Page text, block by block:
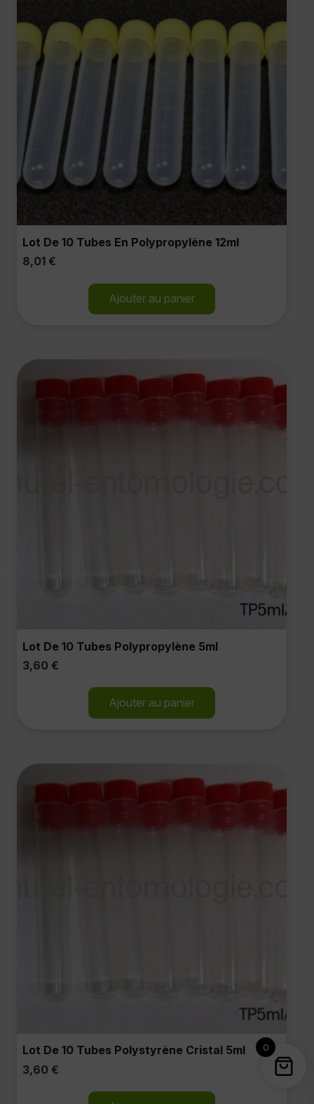
Lot De 10 Tubes En Polypropylène 12ml
8,01 €
Ajouter au panier
Lot De 10 Tubes Polypropylène 5ml
3,60 €
Ajouter au panier
Lot De 10 Tubes Polystyrène Cristal 5ml
3,60 €
0